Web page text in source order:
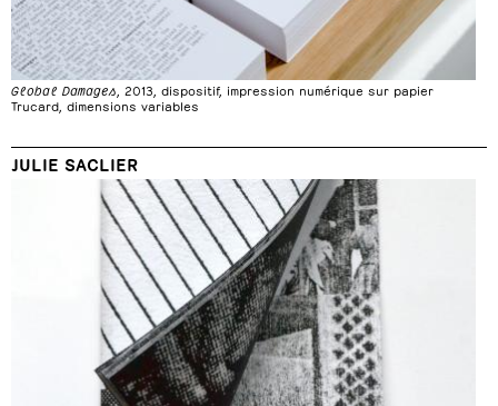
Global Damages , 2013, dispositif, impression numérique sur papier
Trucard, dimensions variables
JULIE SACLIER